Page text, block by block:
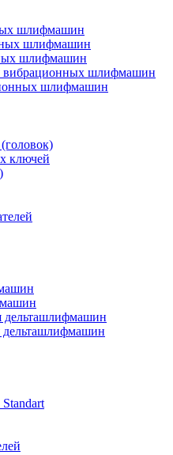
шлифмашин
шлифмашин
шлифмашин
вибрационных шлифмашин
шлифмашин
ключей
дельташлифмашин